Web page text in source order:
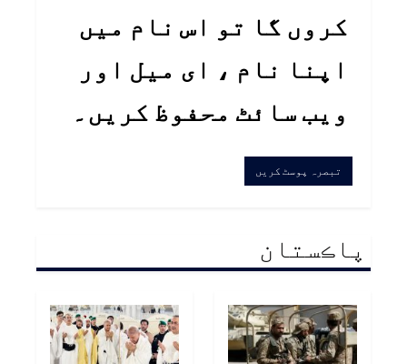
کروں گا تو اس نام میں
اپنا نام ، ای میل اور
ویب سائٹ محفوظ کریں۔
پاڪستان